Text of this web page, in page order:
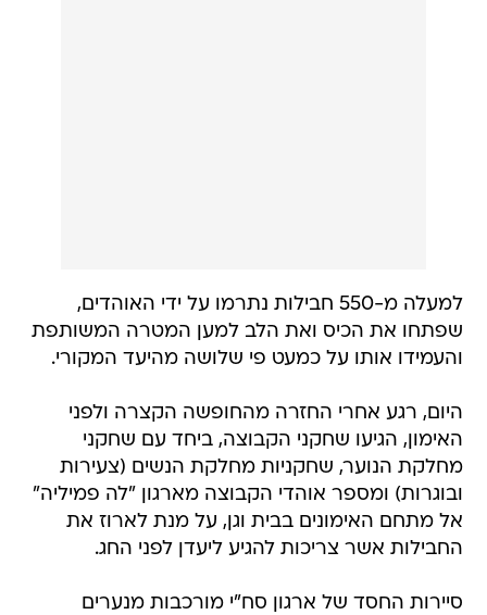
למעלה מ-550 חבילות נתרמו על ידי האוהדים,
שפתחו את הכיס ואת הלב למען המטרה המשותפת
והעמידו אותו על כמעט פי שלושה מהיעד המקורי.
היום, רגע אחרי החזרה מהחופשה הקצרה ולפני
האימון, הגיעו שחקני הקבוצה, ביחד עם שחקני
מחלקת הנוער, שחקניות מחלקת הנשים (צעירות
ובוגרות) ומספר אוהדי הקבוצה מארגון "לה פמיליה"
אל מתחם האימונים בבית וגן, על מנת לארוז את
החבילות אשר צריכות להגיע ליעדן לפני החג.
סיירות החסד של ארגון סח"י מורכבות מנערים